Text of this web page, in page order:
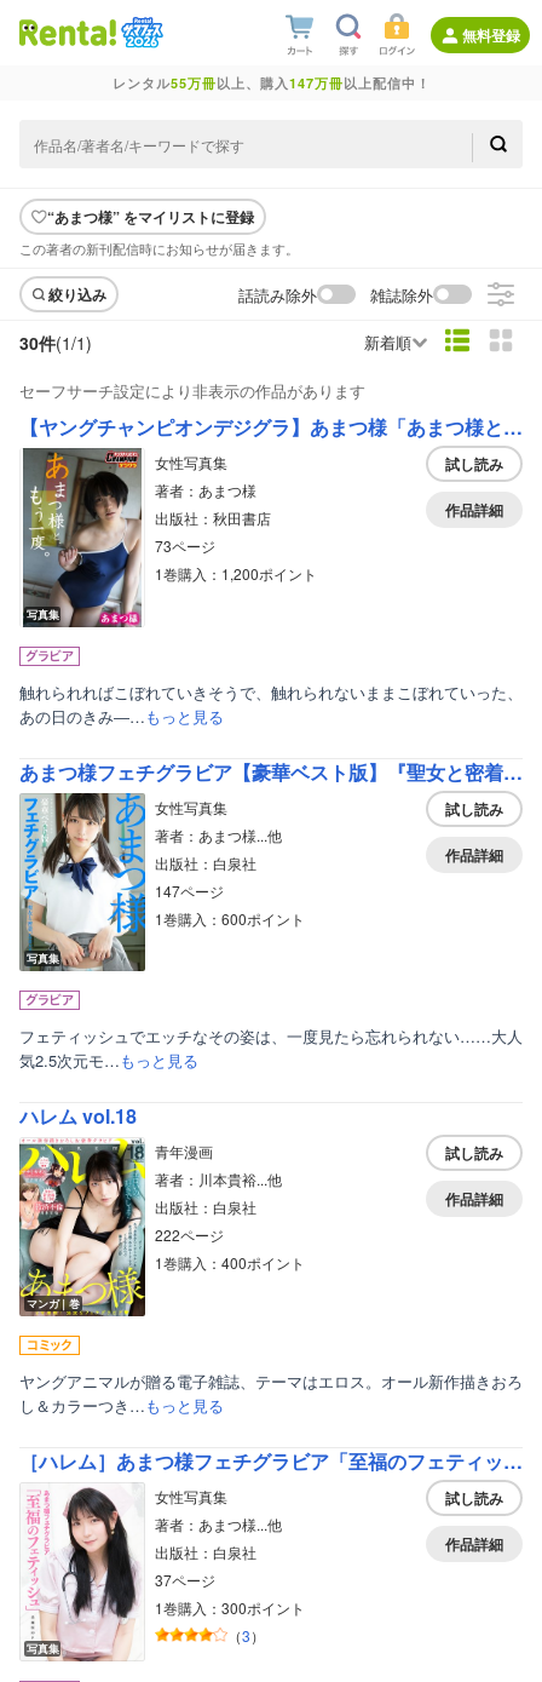
無料登録
レンタル55万冊以上、購入147万冊以上配信中！
“あまつ様” をマイリストに登録
この著者の新刊配信時にお知らせが届きます。
絞り込み 話読み除外 雑誌除外
30件(1/1) 新着順
セーフサーチ設定により非表示の作品があります
【ヤングチャンピオンデジグラ】あまつ様「あまつ様と、もう一度。」
写真集
女性写真集
著者：あまつ様
出版社：秋田書店
73ページ
1巻購入：1,200ポイント
試し読み
作品詳細
触れられればこぼれていきそうで、触れられないままこぼれていった、
あの日のきみ―…もっと見る
あまつ様フェチグラビア【豪華ベスト版】『聖女と密着。ときどき海辺』
写真集
女性写真集
著者：あまつ様...他
出版社：白泉社
147ページ
1巻購入：600ポイント
試し読み
作品詳細
フェティッシュでエッチなその姿は、一度見たら忘れられない……大人
気2.5次元モ…もっと見る
ハレム vol.18
マンガ｜巻
青年漫画
著者：川本貴裕...他
出版社：白泉社
222ページ
1巻購入：400ポイント
試し読み
作品詳細
ヤングアニマルが贈る電子雑誌、テーマはエロス。オール新作描きおろ
し＆カラーつき…もっと見る
［ハレム］あまつ様フェチグラビア「至福のフェティッシュ」【美麗版33P】
写真集
女性写真集
著者：あまつ様...他
出版社：白泉社
37ページ
1巻購入：300ポイント
（3）
試し読み
作品詳細